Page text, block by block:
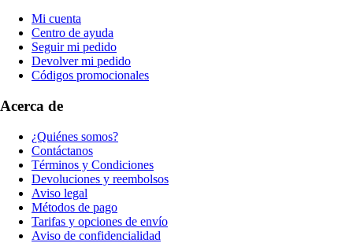
Mi cuenta
Centro de ayuda
Seguir mi pedido
Devolver mi pedido
Códigos promocionales
Acerca de
¿Quiénes somos?
Contáctanos
Términos y Condiciones
Devoluciones y reembolsos
Aviso legal
Métodos de pago
Tarifas y opciones de envío
Aviso de confidencialidad